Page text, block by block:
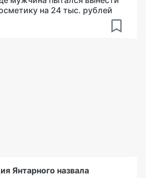
на 24 тыс. рублей
Янтарного назвала